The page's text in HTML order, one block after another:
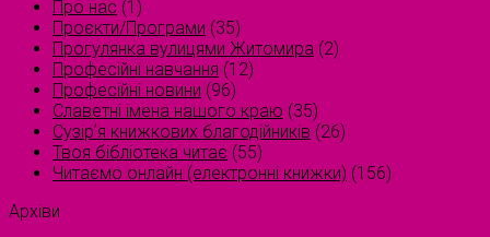
Про нас (1)
Проєкти/Програми (35)
Прогулянка вулицями Житомира (2)
Професійні навчання (12)
Професійні новини (96)
Славетні імена нашого краю (35)
Сузірʼя книжкових благодійників (26)
Твоя бібліотека читає (55)
Читаємо онлайн (електронні книжки) (156)
Архіви